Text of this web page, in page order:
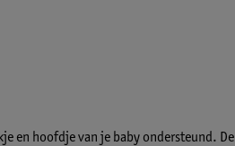
en hoofdje van je baby ondersteund. De